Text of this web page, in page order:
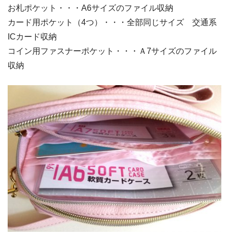
お札ポケット・・・A6サイズのファイル収納
カード用ポケット（4つ）・・・全部同じサイズ 交通系
ICカード収納
コイン用ファスナーポケット・・・Ａ7サイズのファイル
収納